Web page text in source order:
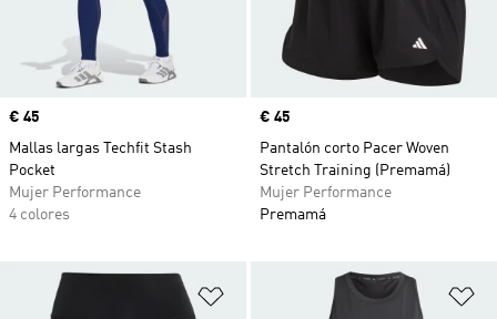
Precio
€ 45
Mallas largas Techfit Stash
Pocket
Mujer Performance
4 colores
Precio
€ 45
Pantalón corto Pacer Woven
Stretch Training (Premamá)
Mujer Performance
Premamá
Añadir a la lista de deseos